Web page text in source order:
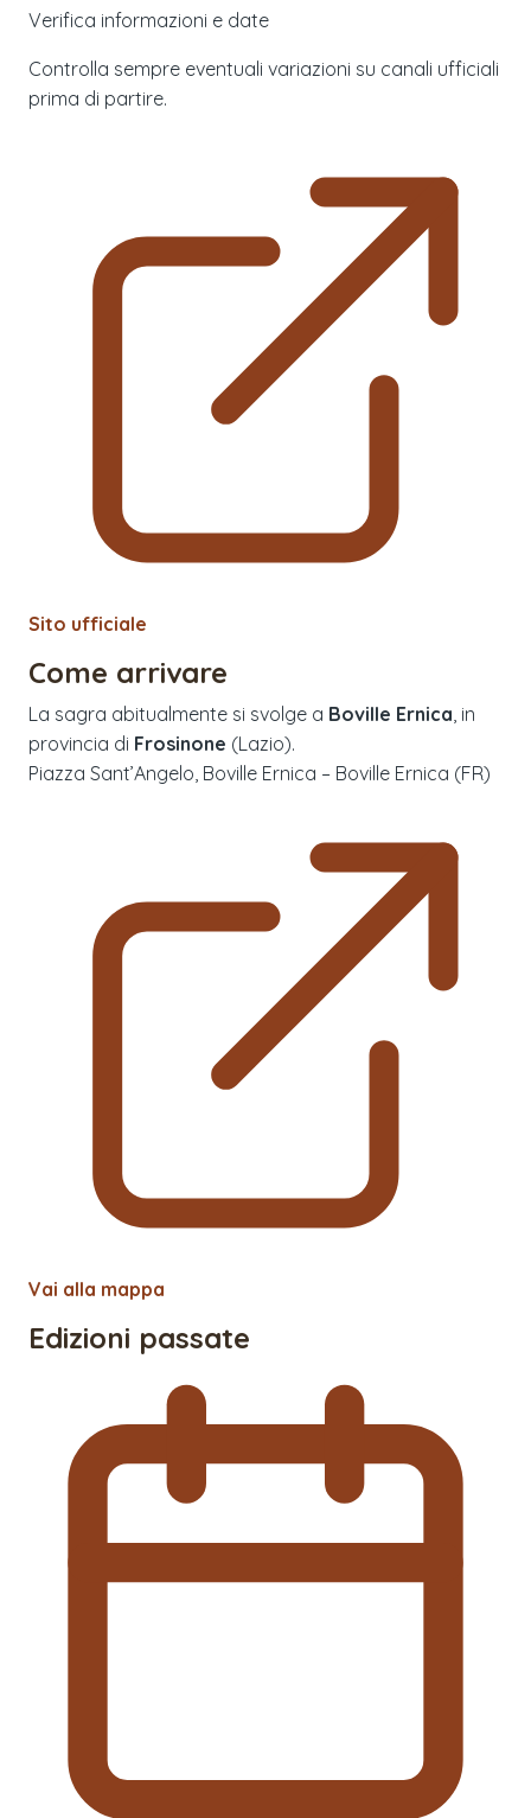
Verifica informazioni e date
Controlla sempre eventuali variazioni su canali ufficiali
prima di partire.
Sito ufficiale
Come arrivare
La sagra abitualmente si svolge a Boville Ernica , in
provincia di Frosinone (Lazio).
Piazza Sant’Angelo, Boville Ernica – Boville Ernica (FR)
Vai alla mappa
Edizioni passate